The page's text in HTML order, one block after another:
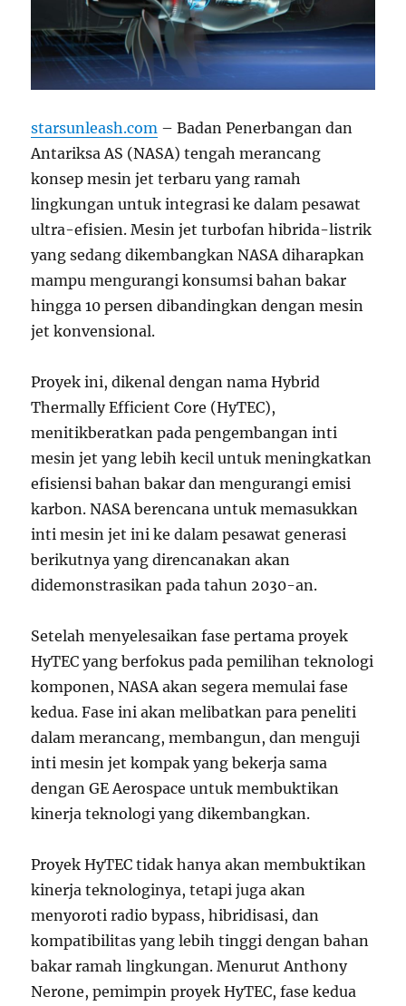
starsunleash.com – Badan Penerbangan dan
Antariksa AS (NASA) tengah merancang
konsep mesin jet terbaru yang ramah
lingkungan untuk integrasi ke dalam pesawat
ultra-efisien. Mesin jet turbofan hibrida-listrik
yang sedang dikembangkan NASA diharapkan
mampu mengurangi konsumsi bahan bakar
hingga 10 persen dibandingkan dengan mesin
jet konvensional.
Proyek ini, dikenal dengan nama Hybrid
Thermally Efficient Core (HyTEC),
menitikberatkan pada pengembangan inti
mesin jet yang lebih kecil untuk meningkatkan
efisiensi bahan bakar dan mengurangi emisi
karbon. NASA berencana untuk memasukkan
inti mesin jet ini ke dalam pesawat generasi
berikutnya yang direncanakan akan
didemonstrasikan pada tahun 2030-an.
Setelah menyelesaikan fase pertama proyek
HyTEC yang berfokus pada pemilihan teknologi
komponen, NASA akan segera memulai fase
kedua. Fase ini akan melibatkan para peneliti
dalam merancang, membangun, dan menguji
inti mesin jet kompak yang bekerja sama
dengan GE Aerospace untuk membuktikan
kinerja teknologi yang dikembangkan.
Proyek HyTEC tidak hanya akan membuktikan
kinerja teknologinya, tetapi juga akan
menyoroti radio bypass, hibridisasi, dan
kompatibilitas yang lebih tinggi dengan bahan
bakar ramah lingkungan. Menurut Anthony
Nerone, pemimpin proyek HyTEC, fase kedua